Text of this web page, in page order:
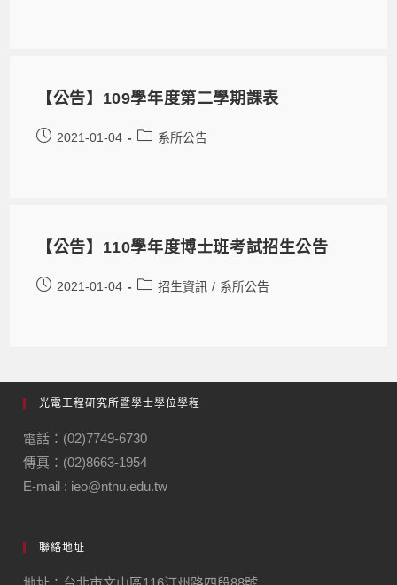
【公告】109學年度第二學期課表
2021-01-04 系所公告
【公告】110學年度博士班考試招生公告
2021-01-04 招生資訊 / 系所公告
光電工程研究所暨學士學位學程
電話：(02)7749-6730
傳真：(02)8663-1954
E-mail : ieo@ntnu.edu.tw
聯絡地址